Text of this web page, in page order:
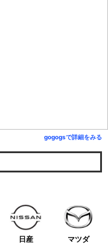
gogogsで詳細をみる
日産 マツダ